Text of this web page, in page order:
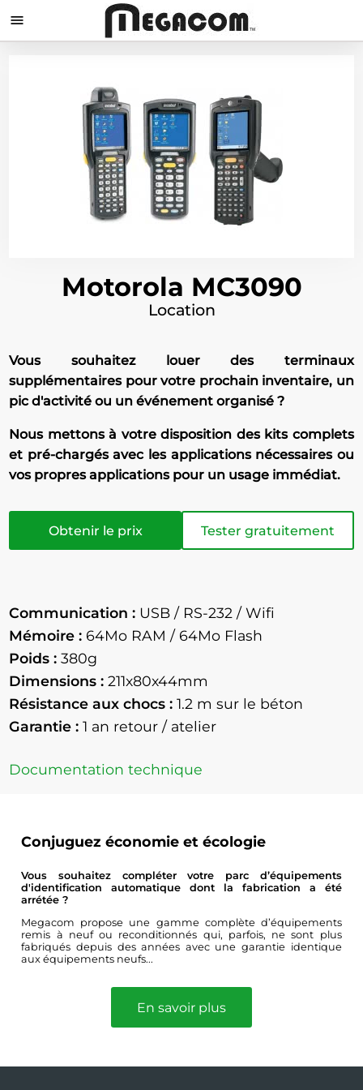

Motorola MC3090
Location
Vous souhaitez louer des terminaux
supplémentaires pour votre prochain inventaire, un
pic d'activité ou un événement organisé ?
Nous mettons à votre disposition des kits complets
et pré-chargés avec les applications nécessaires ou
vos propres applications pour un usage immédiat.
Obtenir le prix Tester gratuitement
Communication : USB / RS-232 / Wifi
Mémoire : 64Mo RAM / 64Mo Flash
Poids : 380g
Dimensions : 211x80x44mm
Résistance aux chocs : 1.2 m sur le béton
Garantie : 1 an retour / atelier
Documentation technique
Conjuguez économie et écologie
Vous souhaitez compléter votre parc d’équipements
d'identification automatique dont la fabrication a été
arrétée ?
Megacom propose une gamme complète d’équipements
remis à neuf ou reconditionnés qui, parfois, ne sont plus
fabriqués depuis des années avec une garantie identique
aux équipements neufs...
En savoir plus